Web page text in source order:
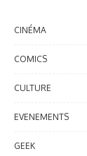
CINÉMA
COMICS
CULTURE
EVENEMENTS
GEEK